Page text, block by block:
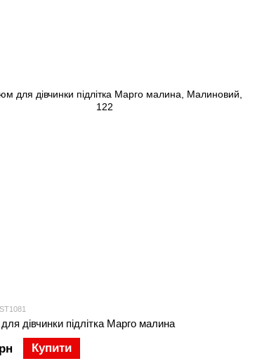
дівчинки підлітка Марго малина
Купити